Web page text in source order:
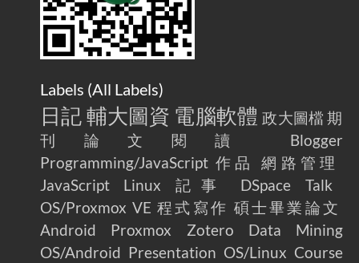
Labels (All Labels)
日記 輔大圖資 電腦軟體 政大圖檔 期
刊論文閱讀
Blogger
Programming/JavaScript 作品
網路管理
JavaScript
Linux 記事 DSpace
Talk
OS/Proxmox VE 程式寫作 碩士畢業論文
Android
Proxmox Zotero
Data Mining
OS/Android Presentation OS/Linux Course